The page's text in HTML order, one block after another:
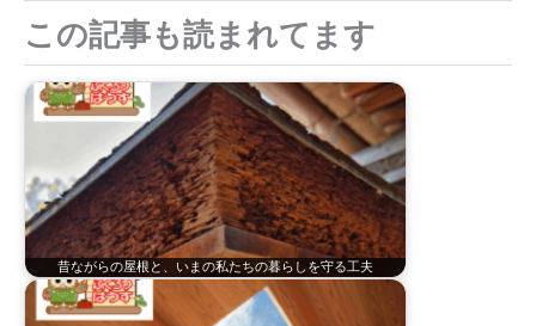
象
この記事も読まれてます
昔ながらの屋根と、いまの私たちの暮らしを守る工夫